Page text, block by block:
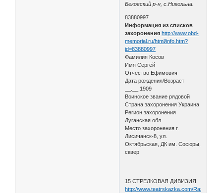
Бековский р-н, с.Никольна.
83880997
Информация из списков
захоронения http://www.obd-
memorial.ru/html/info.htm?
id=83880997
Фамилия Косов
Имя Сергей
Отчество Ефимович
Дата рождения/Возраст
__.__.1909
Воинское звание рядовой
Страна захоронения Украина
Регион захоронения
Луганская обл.
Место захоронения г.
Лисичанск-8, ул.
Октябрьская, ДК им. Сосюры,
сквер
15 СТРЕЛКОВАЯ ДИВИЗИЯ
http://www.teatrskazka.com/Raznoe/